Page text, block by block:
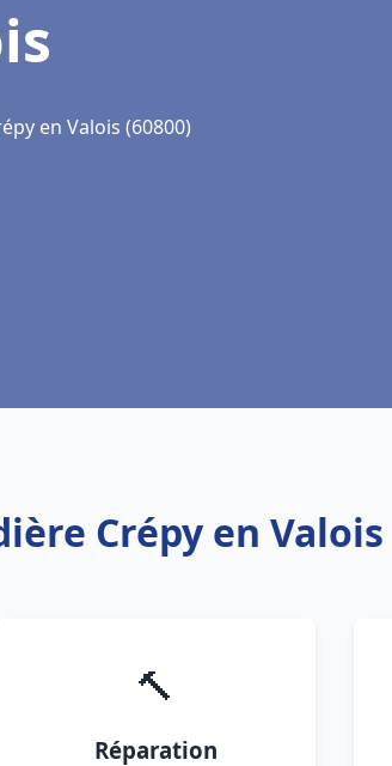
en Valois (60800)
Crépy en Valois
🔨
Réparation